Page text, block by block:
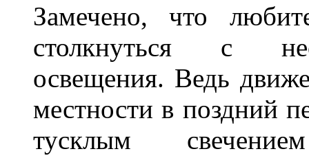
Замечено, что
столкнуться с
освещения. Ведь
местности в поздний
тусклым